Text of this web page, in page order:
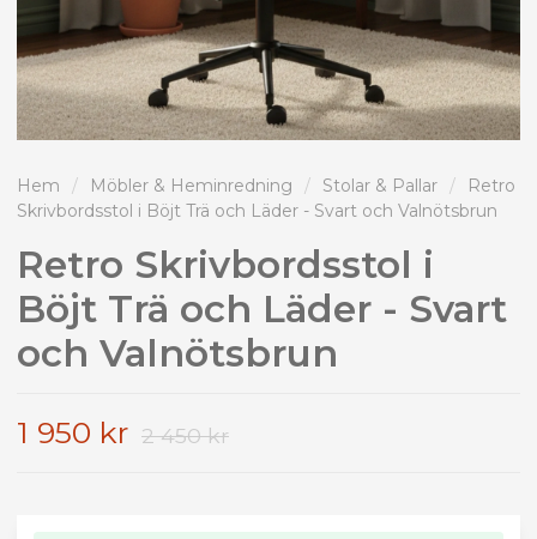
Hem / Möbler & Heminredning / Stolar & Pallar /
Retro
Skrivbordsstol i Böjt Trä och Läder - Svart och Valnötsbrun
Retro Skrivbordsstol i
Böjt Trä och Läder - Svart
och Valnötsbrun
1 950 kr 2 450 kr